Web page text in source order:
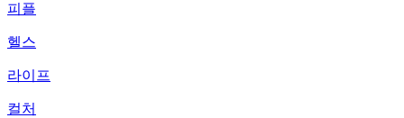
피플
헬스
라이프
컬처